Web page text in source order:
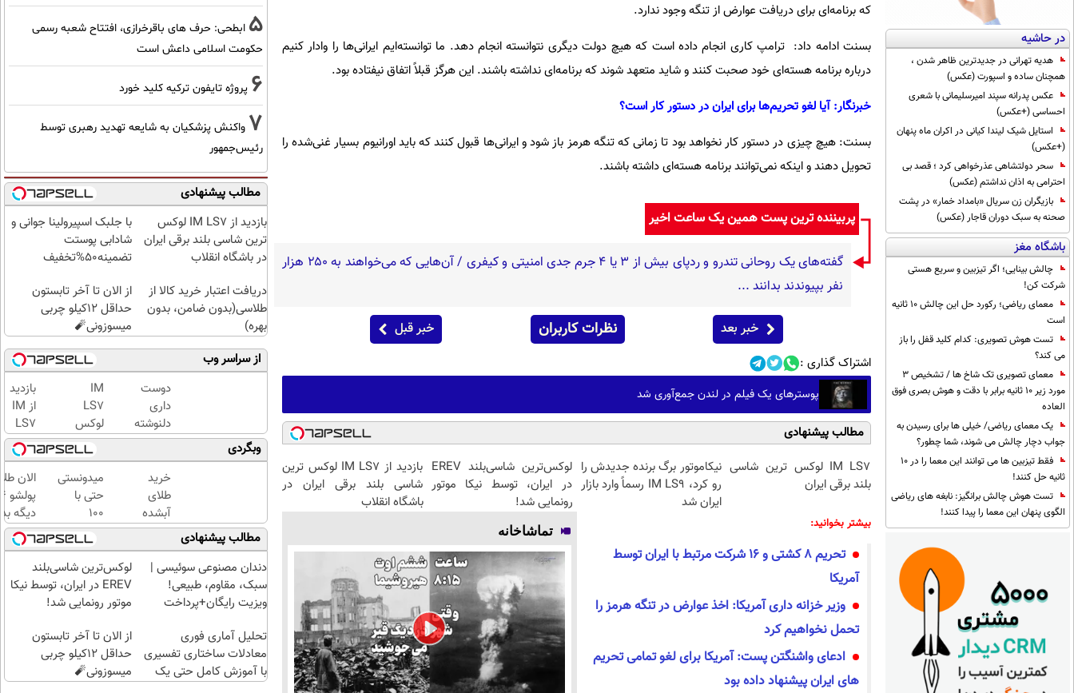
در حاشیه
هدیه تهرانی در جدیدترین ظاهر شدن ،
همچنان ساده و اسپورت (عکس)
عکس پدرانه سپند امیرسلیمانی با شعری
احساسی (+عکس)
استایل شیک لیندا کیانی در اکران ماه پنهان
(+عکس)
سحر دولتشاهی عذرخواهی کرد ؛ قصد بی
احترامی به اذان نداشتم (عکس)
بازیگران زن سریال «بامداد خمار» در پشت
صحنه به سبک دوران قاجار (عکس)
باشگاه مغز
چالش بینایی؛ اگر تیزبین و سریع هستی
شرکت کن!
معمای ریاضی؛ رکورد حل این چالش 10 ثانیه
است
تست هوش تصویری: کدام کلید قفل را باز
می کند؟
معمای تصویری تک شاخ ها / تشخیص 3
مورد زیر 10 ثانیه برابر با دقت و هوش بصری فوق
العاده
یک معمای ریاضی/ خیلی ها برای رسیدن به
جواب دچار چالش می شوند، شما چطور؟
فقط تیزبین ها می توانند این معما را در 10
ثانیه حل کنند!
تست هوش چالش برانگیز: نابغه های ریاضی
الگوی پنهان این معما را پیدا کنند!
که برنامه‌ای برای دریافت عوارض از تنگه وجود ندارد.
بسنت ادامه داد: ترامپ کاری انجام داده است که هیچ دولت دیگری نتوانسته انجام دهد. ما توانسته‌ایم ایرانی‌ها را وادار کنیم
درباره برنامه هسته‌ای خود صحبت کنند و شاید متعهد شوند که برنامه‌ای نداشته باشند. این هرگز قبلاً اتفاق نیفتاده بود.
خبرنگار: آیا لغو تحریم‌ها برای ایران در دستور کار است؟
بسنت: هیچ چیزی در دستور کار نخواهد بود تا زمانی که تنگه هرمز باز شود و ایرانی‌ها قبول کنند که باید اورانیوم بسیار غنی‌شده را
تحویل دهند و اینکه نمی‌توانند برنامه هسته‌ای داشته باشند.
پربیننده ترین پست همین یک ساعت اخیر
گفته‌های یک روحانی تندرو و ردپای بیش از ۳ یا ۴ جرم جدی امنیتی و کیفری / آن‌هایی که می‌خواهند به ۲۵۰ هزار
نفر بپیوندند بدانند ...
خبر بعد نظرات کاربران خبر قبل
اشتراک گذاری :
پوسترهای یک فیلم در لندن جمع‌آوری شد
مطالب پیشنهادی
IM LS7 لوکس ترین شاسی
بلند برقی ایران
نیکاموتور برگ برنده جدیدش را
رو کرد، IM LS9 رسماً وارد بازار
ایران شد
لوکس‌ترین شاسی‌بلند EREV
در ایران، توسط نیکا موتور
رونمایی شد!
بازدید از IM LS7 لوکس ترین
شاسی بلند برقی ایران در
باشگاه انقلاب
بیشتر بخوانید:
تحریم ۸ کشتی و ۱۶ شرکت مرتبط با ایران توسط
آمریکا
وزیر خزانه داری آمریکا: اخذ عوارض در تنگه هرمز را
تحمل نخواهیم کرد
ادعای واشنگتن پست: آمریکا برای لغو تمامی تحریم
های ایران پیشنهاد داده بود
تماشاخانه
5 ابطحی: حرف های باقرخرازی، افتتاح شعبه رسمی
حکومت اسلامی داعش است
6 پروژه تایفون ترکیه کلید خورد
7 واکنش پزشکیان به شایعه تهدید رهبری توسط
رئیس‌جمهور
مطالب پیشنهادی
بازدید از IM LS7 لوکس
ترین شاسی بلند برقی ایران
در باشگاه انقلاب
با جلبک اسپیرولینا جوانی و
شادابی پوستت
تضمینه50%تخفیف
دریافت اعتبار خرید کالا از
طلاسی(بدون ضامن، بدون
بهره)
از الان تا آخر تابستون
حداقل 12کیلو چربی
میسوزونی🧨
از سراسر وب
دوست
داری
دلنوشته
هاتو
فوری به
کتاب
تبدیل و
با تیراژ
دلخواه
چاپ
کنی؟
IM
LS7
لوکس
ترین
شاسی
بلند
برقی
ایران
بازدید
از IM
LS7
لوکس
ترین
شاسی
بلند
برقی
ایران
در
باشگاه
انقلاب
وبگردی
خرید
طلای
آبشده
حتی با
۱۰۰هزارتومان
میدونستی
حتی با
۱۰۰
هزارتومان
هم
میتونی
طلا آبشده
بخری؟
الان
دیگه
طلا با
بی‌بهره
مطالب پیشنهادی
دندان مصنوعی سوئیسی |
سبک، مقاوم، طبیعی!
ویزیت رایگان+پرداخت
لوکس‌ترین شاسی‌بلند
EREV در ایران، توسط نیکا
موتور رونمایی شد!
تحلیل آماری فوری
معادلات ساختاری تفسیری
با آموزش کامل حتی یک
از الان تا آخر تابستون
حداقل 12کیلو چربی
میسوزونی🧨